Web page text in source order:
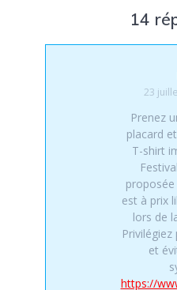
14
23
Prenez
placard
T-shirt
proposée
est à prix
lors de
et
https://